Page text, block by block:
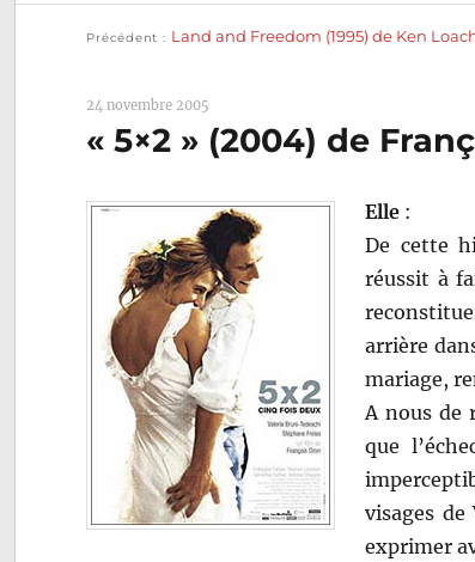
Navigation
l’article
Précédent Land and Freedom (1995) de Ken
24 novembre 2005
« 5×2 » (2004) de
Elle :
De cette
réussit à
arrière
mariage,
A nous de
que
visages
exprimer